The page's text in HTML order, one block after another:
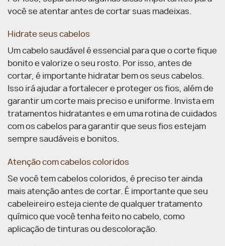
você se atentar antes de cortar suas madeixas.
Hidrate seus cabelos
Um cabelo saudável é essencial para que o corte fique
bonito e valorize o seu rosto. Por isso, antes de
cortar, é importante hidratar bem os seus cabelos.
Isso irá ajudar a fortalecer e proteger os fios, além de
garantir um corte mais preciso e uniforme. Invista em
tratamentos hidratantes e em uma rotina de cuidados
com os cabelos para garantir que seus fios estejam
sempre saudáveis e bonitos.
Atenção com cabelos coloridos
Se você tem cabelos coloridos, é preciso ter ainda
mais atenção antes de cortar. É importante que seu
cabeleireiro esteja ciente de qualquer tratamento
químico que você tenha feito no cabelo, como
aplicação de tinturas ou descoloração.